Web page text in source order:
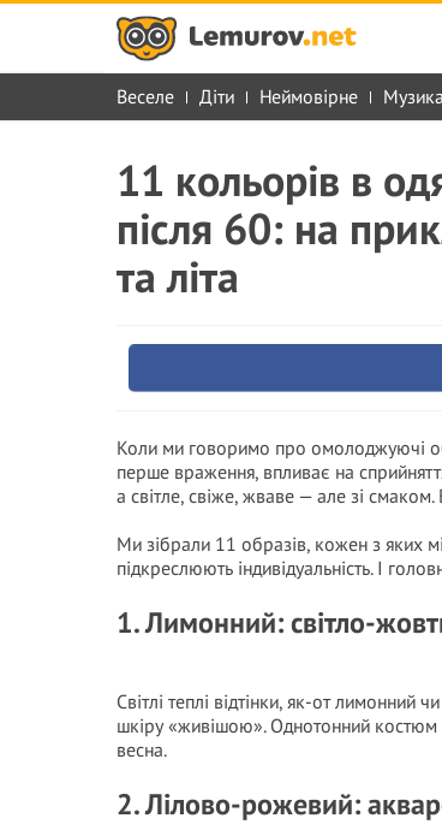
Веселе Діти Неймовірне Музика
11 кольорів в
після 60: на
та літа
Коли ми говоримо про омолоджуючі
перше враження, впливає на
а світле, свіже, жваве — але зі
Ми зібрали 11 образів, кожен з яких
підкреслюють індивідуальність. І
1. Лимонний: світло-
Світлі теплі відтінки, як-от лимонний
шкіру «живішою». Однотонний костюм
весна.
2. Лілово-рожевий: